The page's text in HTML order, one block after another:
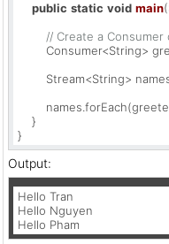
public static void main
// Create a
Consumer<String>
Stream<String>
    }
}
Output:
Hello Tran
Hello Nguyen
Hello Pham